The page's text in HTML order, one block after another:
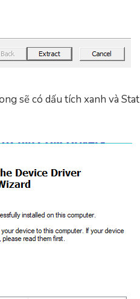
sẽ có dấu tích xanh và